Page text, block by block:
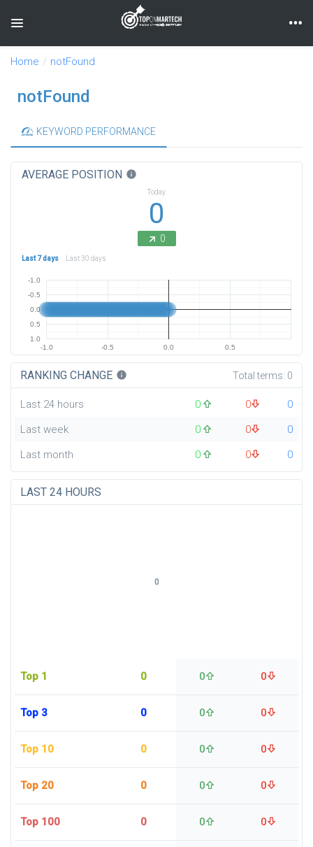
Toggle navigation
Home notFound
notFound
KEYWORD PERFORMANCE
AVERAGE POSITION info
Today
0
0
Last 7 days Last 30 days
-1.0 -0.5 0.0 0.5
-1.0
-0.5
0.0
0.5
1.0
RANKING CHANGE info Total terms: 0
Last 24 hours 0 0
0
Last week
0 0
0
Last month
0 0 0
LAST 24 HOURS
Top 1 0 0 0
Top 3 0 0 0
Top 10 0 0 0
Top 20 0 0 0
Top 100 0 0 0
0